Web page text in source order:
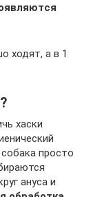
ходят, а в 1
хаски
просто
ануса и